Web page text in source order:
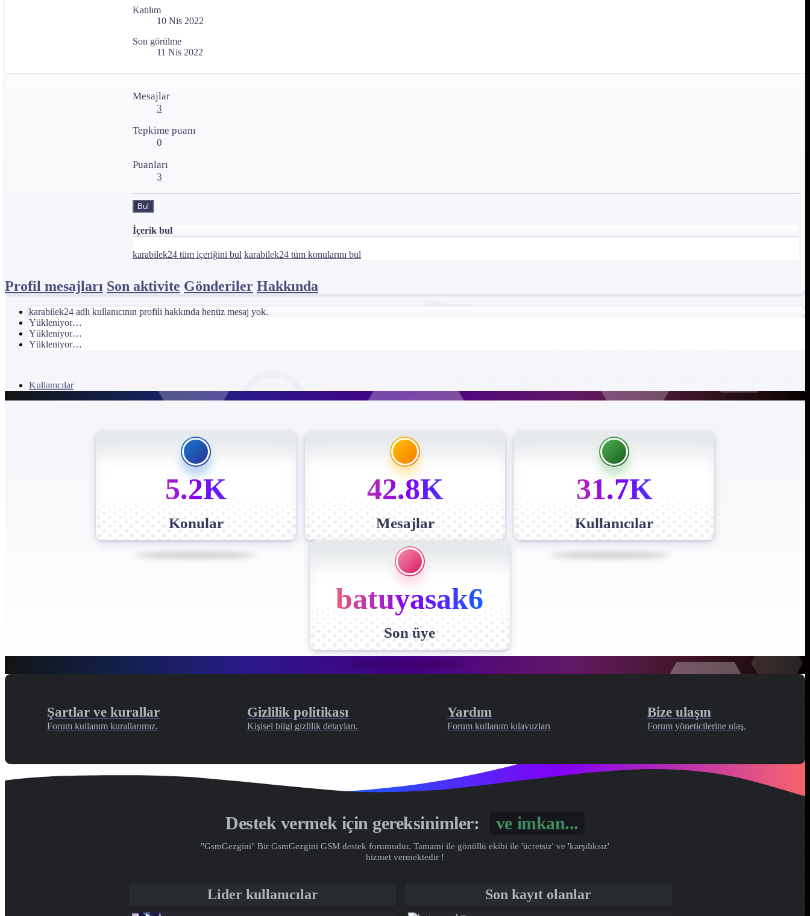
Katılım
10 Nis 2022
Son görülme
11 Nis 2022
Mesajlar
3
Tepkime puanı
0
Puanları
3
Bul
İçerik bul
karabilek24 tüm içeriğini bul karabilek24 tüm konularını bul
Profil mesajları Son aktivite Gönderiler Hakkında
karabilek24 adlı kullanıcının profili hakkında henüz mesaj yok.
Yükleniyor…
Yükleniyor…
Yükleniyor…
Kullanıcılar
5.2K
Konular
42.8K
Mesajlar
31.7K
Kullanıcılar
batuyasak6
Son üye
Şartlar ve kurallar
Forum kullanım kurallarımız.
Gizlilik politikası
Kişisel bilgi gizlilik detayları.
Yardım
Forum kullanım kılavuzları
Bize ulaşın
Forum yöneticilerine ulaş.
Destek vermek için gereksinimler: ve imkan...
"GsmGezgini" Bir GsmGezgini GSM destek forumudur. Tamami ile gönüllü ekibi ile 'ücretsiz' ve 'karşılıksız'
hizmet vermektedir !
Lider kullanıcılar Son kayıt olanlar